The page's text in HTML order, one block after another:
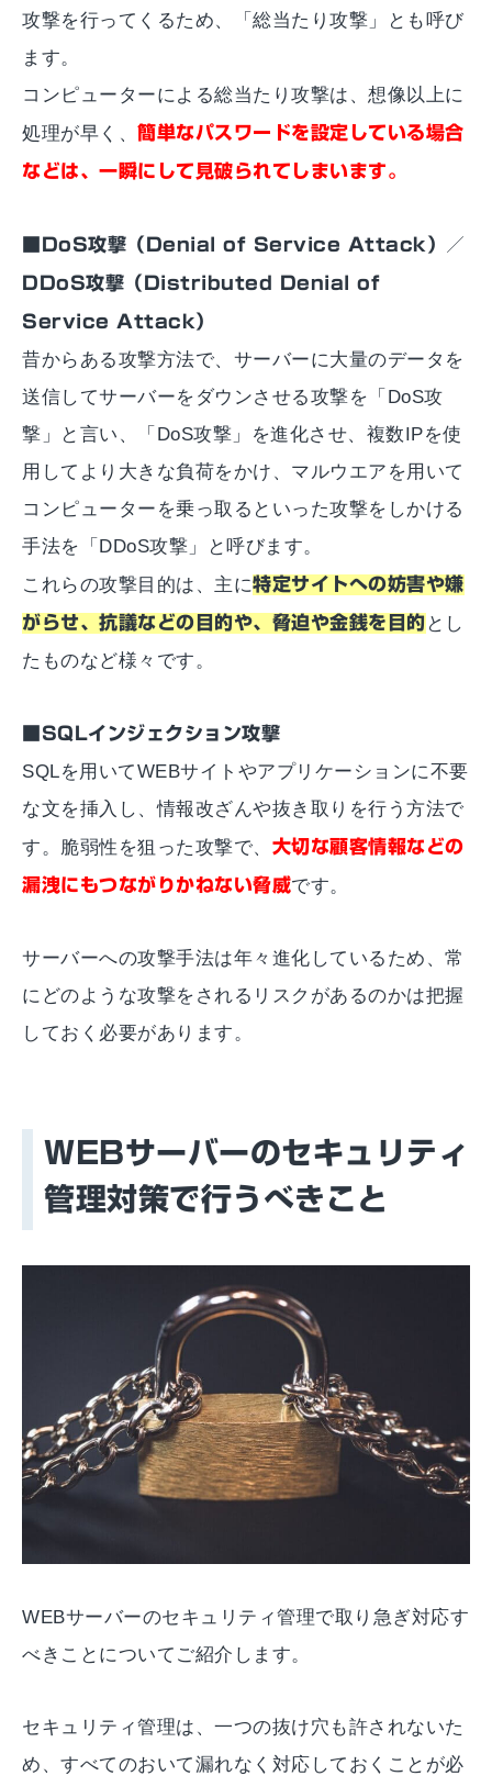
攻撃を行ってくるため、「総当たり攻撃」とも呼び
ます。
コンピューターによる総当たり攻撃は、想像以上に
処理が早く、簡単なパスワードを設定している場合
などは、一瞬にして見破られてしまいます。
■DoS攻撃（Denial of Service Attack）／
DDoS攻撃（Distributed Denial of
Service Attack）
昔からある攻撃方法で、サーバーに大量のデータを
送信してサーバーをダウンさせる攻撃を「DoS攻
撃」と言い、「DoS攻撃」を進化させ、複数IPを使
用してより大きな負荷をかけ、マルウエアを用いて
コンピューターを乗っ取るといった攻撃をしかける
手法を「DDoS攻撃」と呼びます。
これらの攻撃目的は、主に特定サイトへの妨害や嫌
がらせ、抗議などの目的や、脅迫や金銭を目的 とし
たものなど様々です。
■SQLインジェクション攻撃
SQLを用いてWEBサイトやアプリケーションに不要
な文を挿入し、情報改ざんや抜き取りを行う方法で
す。脆弱性を狙った攻撃で、 大切な顧客情報などの
漏洩にもつながりかねない脅威です。
サーバーへの攻撃手法は年々進化しているため、常
にどのような攻撃をされるリスクがあるのかは把握
しておく必要があります。
WEBサーバーのセキュリティ
管理対策で行うべきこと
WEBサーバーのセキュリティ管理で取り急ぎ対応す
べきことについてご紹介します。
セキュリティ管理は、一つの抜け穴も許されないた
め、すべてのおいて漏れなく対応しておくことが必